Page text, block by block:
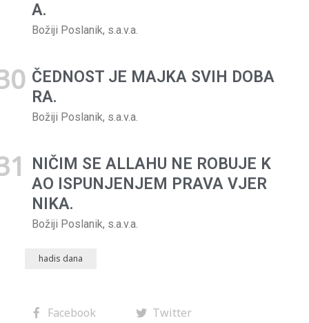
A.
Božiji Poslanik, s.a.v.a.
ČEDNOST JE MAJKA SVIH DOBA
RA.
Božiji Poslanik, s.a.v.a.
NIČIM SE ALLAHU NE ROBUJE K
AO ISPUNJENJEM PRAVA VJER
NIKA.
Božiji Poslanik, s.a.v.a.
hadis dana
Facebook Twitter